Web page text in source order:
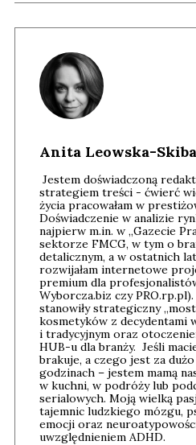
Anita Leowska-Skiba
Jestem doświadczoną
strategiem treści - ćwierć
życia pracowałam w
Doświadczenie w analizie
najpierw m.in. w „Gazecie
sektorze FMCG, w tym o
detalicznym, a w ostatnich
rozwijałam internetowe
premium dla
Wyborcza.biz czy
stanowiły strategiczny
kosmetyków z decydentami
i tradycyjnym oraz
HUB-u dla branży. Jeśli
brakuje, a czego jest za
godzinach – jestem mamą
w kuchni, w podróży lub
serialowych. Moją wielką
tajemnic ludzkiego mózgu,
emocji oraz
uwzględnieniem ADHD.